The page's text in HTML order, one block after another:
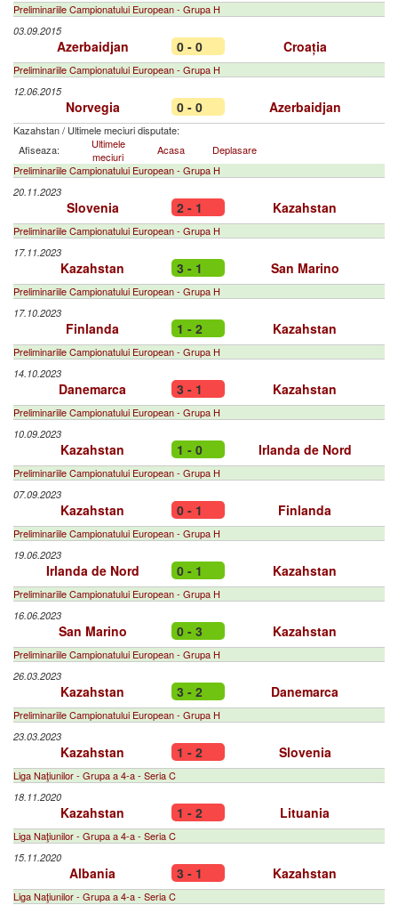
Preliminariile Campionatului European - Grupa H
03.09.2015
Azerbaidjan 0 - 0 Croația
Preliminariile Campionatului European - Grupa H
12.06.2015
Norvegia 0 - 0 Azerbaidjan
Kazahstan/ Ultimele meciuri disputate:
Afiseaza:
Ultimele
meciuri
Acasa
Deplasare
Preliminariile Campionatului European - Grupa H
20.11.2023
Slovenia 2 - 1 Kazahstan
Preliminariile Campionatului European - Grupa H
17.11.2023
Kazahstan 3 - 1 San Marino
Preliminariile Campionatului European - Grupa H
17.10.2023
Finlanda 1 - 2 Kazahstan
Preliminariile Campionatului European - Grupa H
14.10.2023
Danemarca 3 - 1 Kazahstan
Preliminariile Campionatului European - Grupa H
10.09.2023
Kazahstan 1 - 0 Irlanda de Nord
Preliminariile Campionatului European - Grupa H
07.09.2023
Kazahstan 0 - 1 Finlanda
Preliminariile Campionatului European - Grupa H
19.06.2023
Irlanda de Nord 0 - 1 Kazahstan
Preliminariile Campionatului European - Grupa H
16.06.2023
San Marino 0 - 3 Kazahstan
Preliminariile Campionatului European - Grupa H
26.03.2023
Kazahstan 3 - 2 Danemarca
Preliminariile Campionatului European - Grupa H
23.03.2023
Kazahstan 1 - 2 Slovenia
Liga Naţiunilor - Grupa a 4-a - Seria C
18.11.2020
Kazahstan 1 - 2 Lituania
Liga Naţiunilor - Grupa a 4-a - Seria C
15.11.2020
Albania 3 - 1 Kazahstan
Liga Naţiunilor - Grupa a 4-a - Seria C